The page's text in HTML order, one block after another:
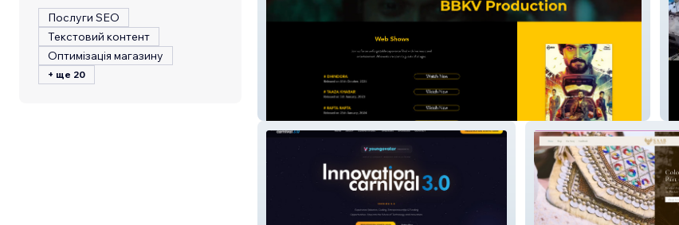
Послуги SEO
Текстовий контент
Оптимізація магазину
+ ще 20
bbkv productions